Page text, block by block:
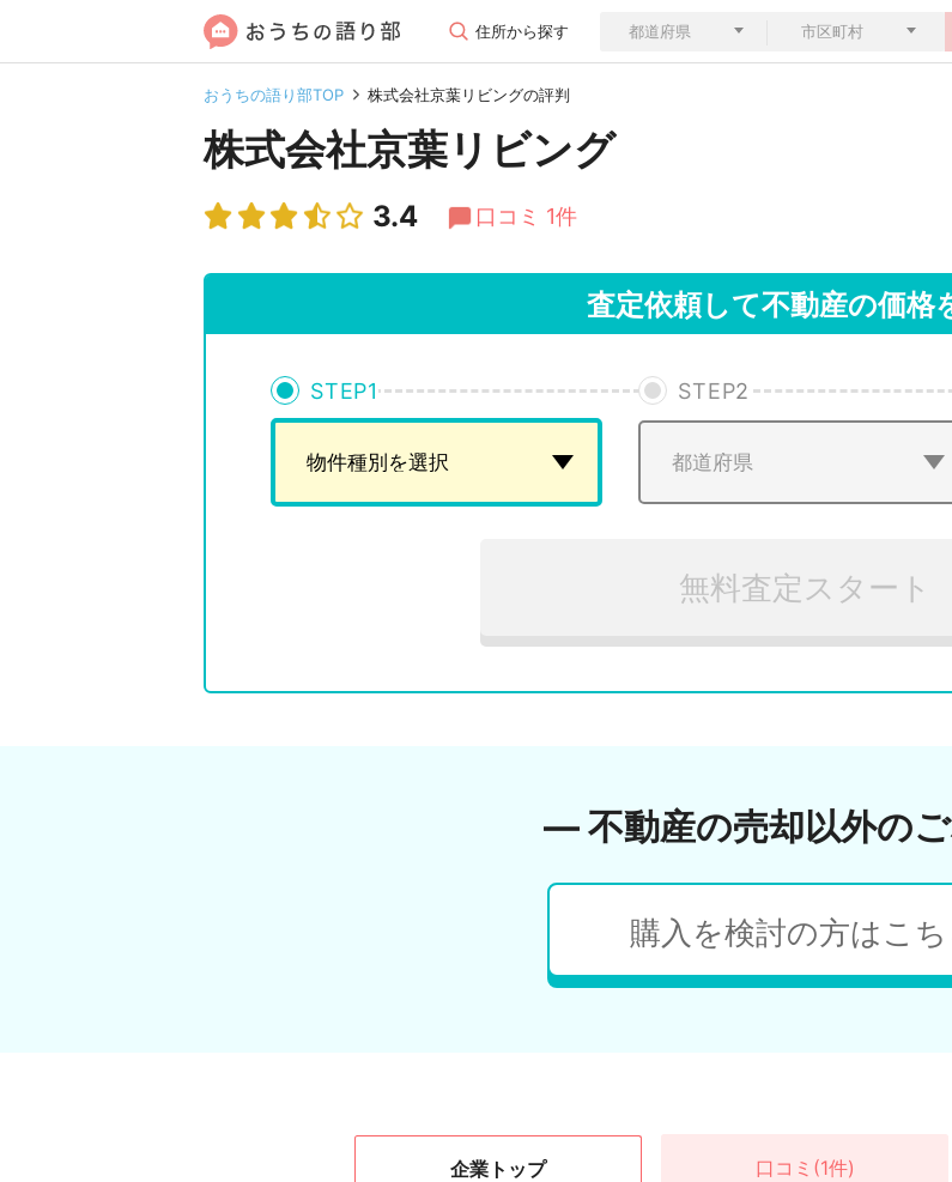
住所から探す
おうちの語り部TOP 株式会社京葉リビングの評判
株式会社京葉リビング
3.4 口コミ 1件
査定依頼して不動産の価格
STEP1 STEP2
無料査定スタート
― 不動産の売却以外の
購入を検討の方はこち
企業 トップ 口コミ (1件)